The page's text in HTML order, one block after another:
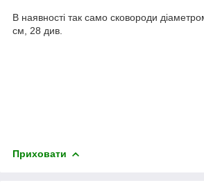
В наявності так само сковороди
см, 28 див.
Приховати